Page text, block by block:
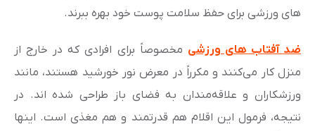
های ورزشی برای حفظ سلامت پوست خود بهره ببرند.
ضد آفتاب های ورزشیمخصوصاً برای افرادی که در خارج از
منزل کار می‌کنند و مکرراً در معرض نور خورشید هستند، مانند
ورزشکاران و علاقه‌مندان به فضای باز طراحی شده اند. در
نتیجه، فرمول این اقلام هم قدرتمند و هم مغذی است. اینها